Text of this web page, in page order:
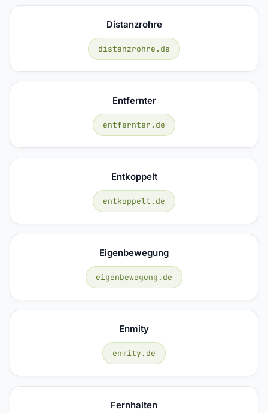
Distanzrohre
distanzrohre.de
Entfernter
entfernter.de
Entkoppelt
entkoppelt.de
Eigenbewegung
eigenbewegung.de
Enmity
enmity.de
Fernhalten